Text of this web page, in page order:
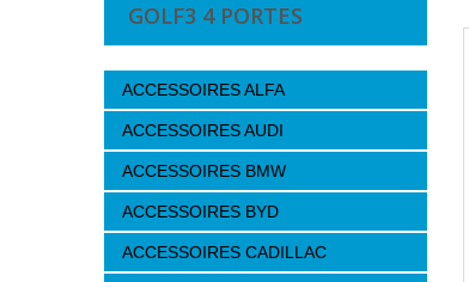
GOLF3 4 PORTES
ACCESSOIRES ALFA
ACCESSOIRES AUDI
ACCESSOIRES BMW
ACCESSOIRES BYD
ACCESSOIRES CADILLAC